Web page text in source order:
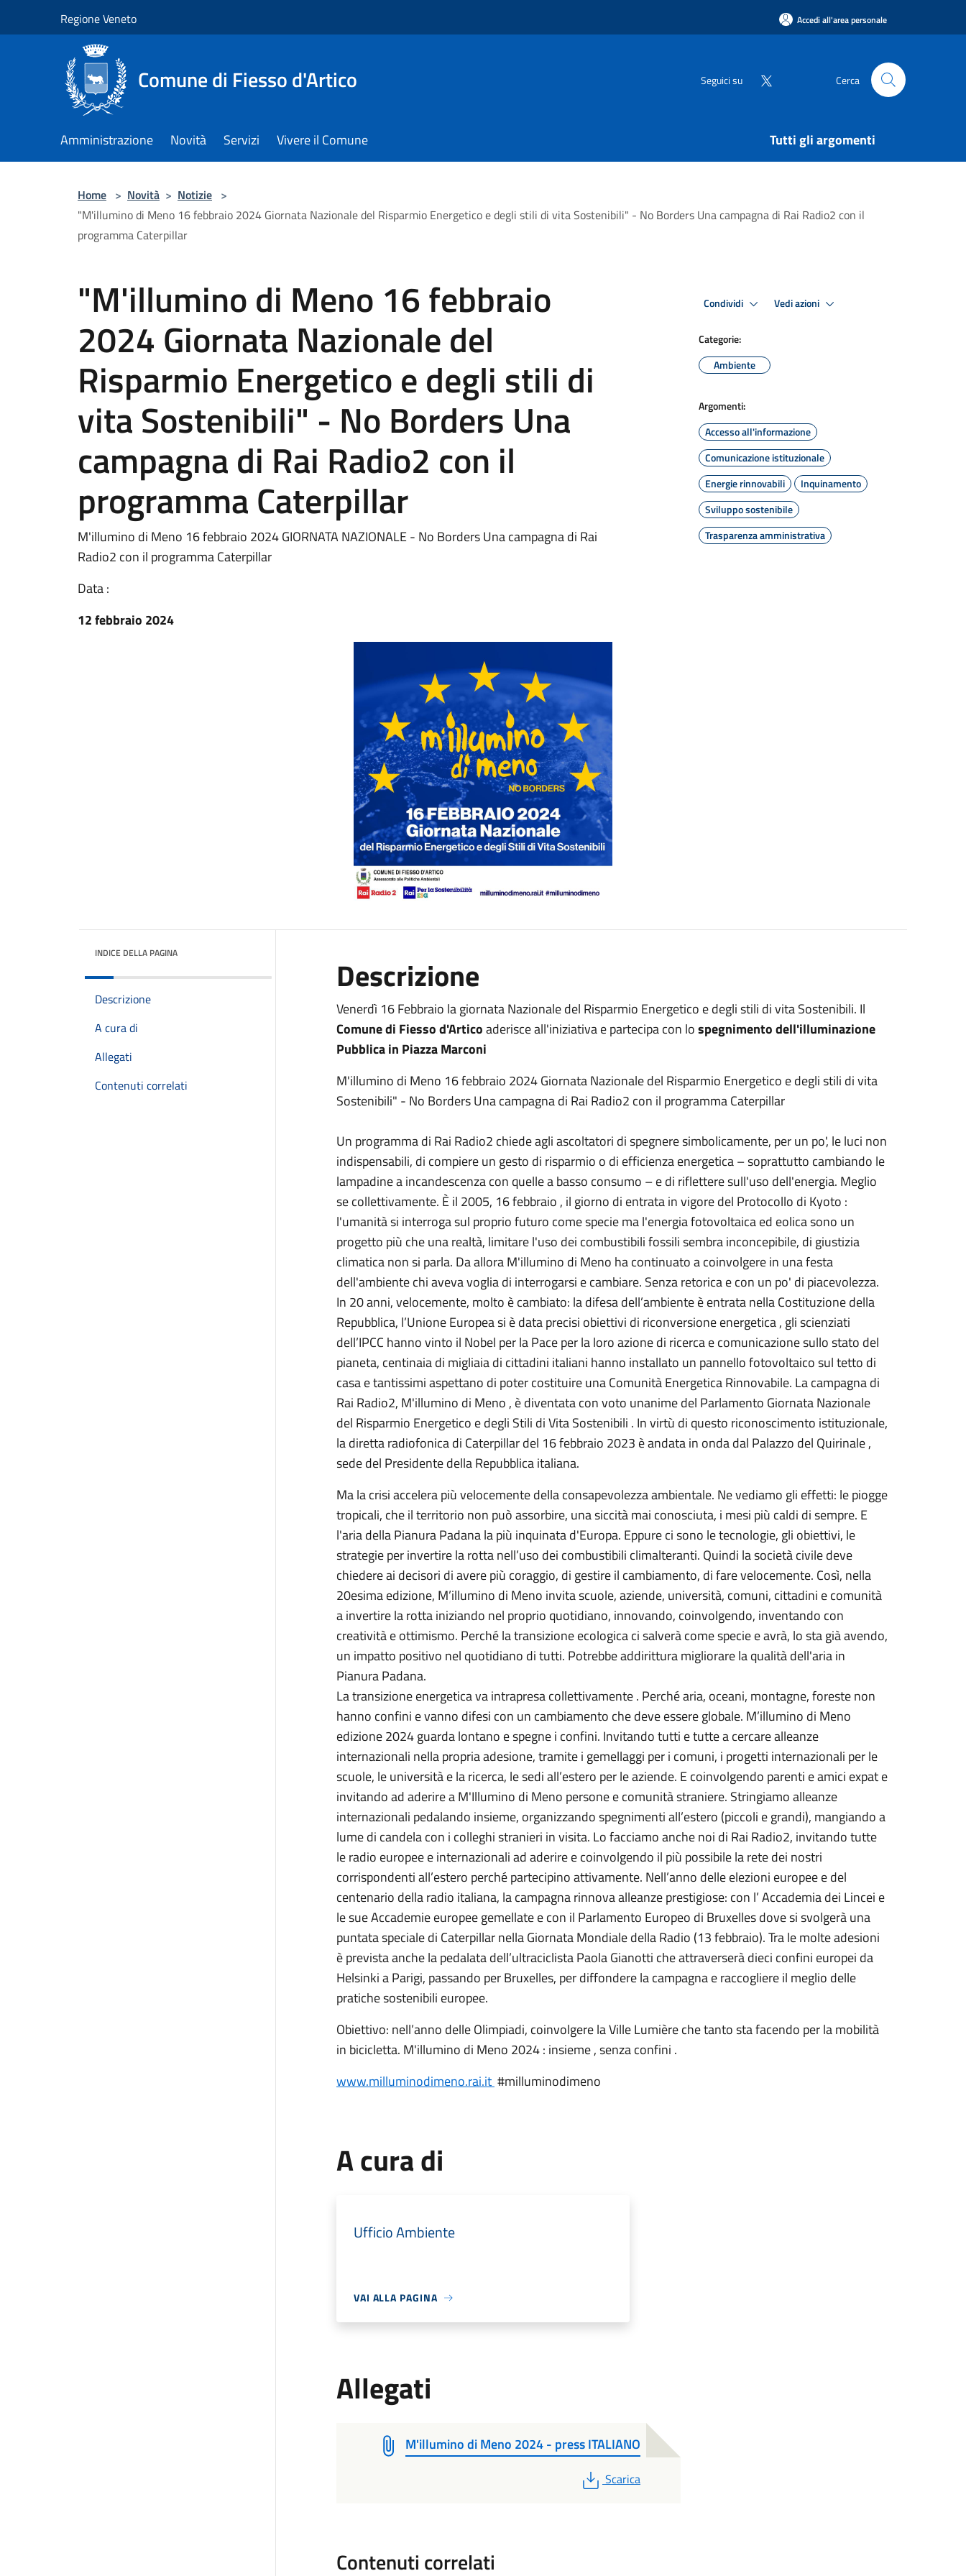
Regione Veneto Accedi all'area personale
Comune di Fiesso d'Artico Seguici su Cerca
Amministrazione Novità Servizi Vivere il Comune Tutti gli argomenti
Home > Novità > Notizie >
"M'illumino di Meno 16 febbraio 2024 Giornata Nazionale del Risparmio Energetico e degli stili di vita Sostenibili" - No Borders Una campagna di Rai Radio2 con il
programma Caterpillar
"M'illumino di Meno 16 febbraio
2024 Giornata Nazionale del
Risparmio Energetico e degli stili di
vita Sostenibili" - No Borders Una
campagna di Rai Radio2 con il
programma Caterpillar
M'illumino di Meno 16 febbraio 2024 GIORNATA NAZIONALE - No Borders Una campagna di Rai
Radio2 con il programma Caterpillar
Data :
12 febbraio 2024
Condividi Vedi azioni
Categorie:
Ambiente
Argomenti:
Accesso all'informazione
Comunicazione istituzionale
Energie rinnovabili
Inquinamento
Sviluppo sostenibile
Trasparenza amministrativa
INDICE DELLA PAGINA
Descrizione
A cura di
Allegati
Contenuti correlati
Descrizione
Venerdì 16 Febbraio la giornata Nazionale del Risparmio Energetico e degli stili di vita Sostenibili. Il
Comune di Fiesso d'Articoaderisce all'iniziativa e partecipa con lospegnimento dell'illuminazione
Pubblica in Piazza Marconi
M'illumino di Meno 16 febbraio 2024 Giornata Nazionale del Risparmio Energetico e degli stili di vita
Sostenibili" - No Borders Una campagna di Rai Radio2 con il programma Caterpillar
Un programma di Rai Radio2 chiede agli ascoltatori di spegnere simbolicamente, per un po', le luci non
indispensabili, di compiere un gesto di risparmio o di efficienza energetica – soprattutto cambiando le
lampadine a incandescenza con quelle a basso consumo – e di riflettere sull'uso dell'energia. Meglio
se collettivamente. È il 2005, 16 febbraio , il giorno di entrata in vigore del Protocollo di Kyoto :
l'umanità si interroga sul proprio futuro come specie ma l'energia fotovoltaica ed eolica sono un
progetto più che una realtà, limitare l'uso dei combustibili fossili sembra inconcepibile, di giustizia
climatica non si parla. Da allora M'illumino di Meno ha continuato a coinvolgere in una festa
dell'ambiente chi aveva voglia di interrogarsi e cambiare. Senza retorica e con un po' di piacevolezza.
In 20 anni, velocemente, molto è cambiato: la difesa dell’ambiente è entrata nella Costituzione della
Repubblica, l’Unione Europea si è data precisi obiettivi di riconversione energetica , gli scienziati
dell’IPCC hanno vinto il Nobel per la Pace per la loro azione di ricerca e comunicazione sullo stato del
pianeta, centinaia di migliaia di cittadini italiani hanno installato un pannello fotovoltaico sul tetto di
casa e tantissimi aspettano di poter costituire una Comunità Energetica Rinnovabile. La campagna di
Rai Radio2, M'illumino di Meno , è diventata con voto unanime del Parlamento Giornata Nazionale
del Risparmio Energetico e degli Stili di Vita Sostenibili . In virtù di questo riconoscimento istituzionale,
la diretta radiofonica di Caterpillar del 16 febbraio 2023 è andata in onda dal Palazzo del Quirinale ,
sede del Presidente della Repubblica italiana.
Ma la crisi accelera più velocemente della consapevolezza ambientale. Ne vediamo gli effetti: le piogge
tropicali, che il territorio non può assorbire, una siccità mai conosciuta, i mesi più caldi di sempre. E
l'aria della Pianura Padana la più inquinata d'Europa. Eppure ci sono le tecnologie, gli obiettivi, le
strategie per invertire la rotta nell’uso dei combustibili climalteranti. Quindi la società civile deve
chiedere ai decisori di avere più coraggio, di gestire il cambiamento, di fare velocemente. Così, nella
20esima edizione, M’illumino di Meno invita scuole, aziende, università, comuni, cittadini e comunità
a invertire la rotta iniziando nel proprio quotidiano, innovando, coinvolgendo, inventando con
creatività e ottimismo. Perché la transizione ecologica ci salverà come specie e avrà, lo sta già avendo,
un impatto positivo nel quotidiano di tutti. Potrebbe addirittura migliorare la qualità dell'aria in
Pianura Padana.
La transizione energetica va intrapresa collettivamente . Perché aria, oceani, montagne, foreste non
hanno confini e vanno difesi con un cambiamento che deve essere globale. M’illumino di Meno
edizione 2024 guarda lontano e spegne i confini. Invitando tutti e tutte a cercare alleanze
internazionali nella propria adesione, tramite i gemellaggi per i comuni, i progetti internazionali per le
scuole, le università e la ricerca, le sedi all’estero per le aziende. E coinvolgendo parenti e amici expat e
invitando ad aderire a M'Illumino di Meno persone e comunità straniere. Stringiamo alleanze
internazionali pedalando insieme, organizzando spegnimenti all’estero (piccoli e grandi), mangiando a
lume di candela con i colleghi stranieri in visita. Lo facciamo anche noi di Rai Radio2, invitando tutte
le radio europee e internazionali ad aderire e coinvolgendo il più possibile la rete dei nostri
corrispondenti all’estero perché partecipino attivamente. Nell’anno delle elezioni europee e del
centenario della radio italiana, la campagna rinnova alleanze prestigiose: con l’ Accademia dei Lincei e
le sue Accademie europee gemellate e con il Parlamento Europeo di Bruxelles dove si svolgerà una
puntata speciale di Caterpillar nella Giornata Mondiale della Radio (13 febbraio). Tra le molte adesioni
è prevista anche la pedalata dell’ultraciclista Paola Gianotti che attraverserà dieci confini europei da
Helsinki a Parigi, passando per Bruxelles, per diffondere la campagna e raccogliere il meglio delle
pratiche sostenibili europee.
Obiettivo: nell’anno delle Olimpiadi, coinvolgere la Ville Lumière che tanto sta facendo per la mobilità
in bicicletta. M'illumino di Meno 2024 : insieme , senza confini .
www.milluminodimeno.rai.it #milluminodimeno
A cura di
Ufficio Ambiente
VAI ALLA PAGINA
Allegati
M'illumino di Meno 2024 - press ITALIANO
PDF
Scarica
Contenuti correlati